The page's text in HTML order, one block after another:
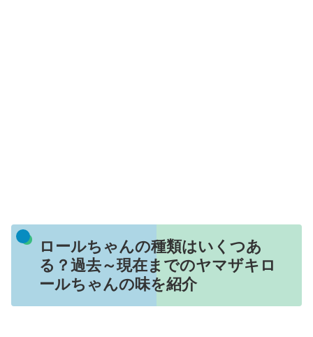
ロールちゃんの種類はいくつあ
る？過去～現在までのヤマザキロ
ールちゃんの味を紹介